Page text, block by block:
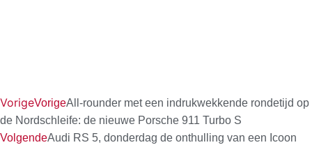
VorigeVorigeAll-rounder met een indrukwekkende rondetijd op
de Nordschleife: de nieuwe Porsche 911 Turbo S
VolgendeAudi RS 5, donderdag de onthulling van een Icoon